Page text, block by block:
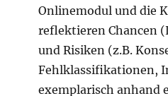
Onlinemodul und die
reflektieren Chancen
und Risiken (z.B.
Fehlklassifikationen,
exemplarisch anhand